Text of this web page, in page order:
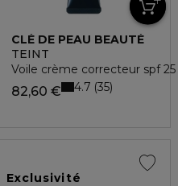
CLÉ DE PEAU BEAUTÉ
TEINT
Voile crème correcteur spf 25
82,60 € 4.7 35
Exclusivité